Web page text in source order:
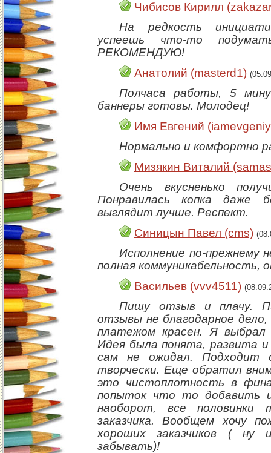
Чибисов Кирилл
На редкость
успеешь что-то
РЕКОМЕНДУЮ!
Анатолий (masterd1)
Полчаса работы, 5
баннеры готовы. Молодец!
Имя Евгений
Нормально и комфортно
Мизякин Виталий
Очень вкусненько
Понравилась копка даже
выглядит лучше. Респект.
Синицын Павел (cms)
Исполнение по-прежнему
полная коммуникабельность,
Васильев (vvv4511)
Пишу отзыв и плачу.
отзывы не благодарное дело,
платежом красен. Я
Идея была понята, развита
сам не ожидал. Подходит
творчески. Еще обратил
это чистоплотность в
попыток что то добавить
наоборот, все половинки
заказчика. Вообщем хочу
хороших заказчиков ( ну
забывать)!